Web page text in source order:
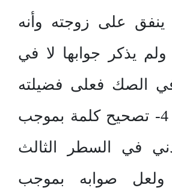
ينفق على زوجته وأنه
ولم يذكر جوابها لا في
الصك فعلى فضيلته
إكمال ذلك . 4- تصحيح كلمة بموجب
في السطر الثالث
صوابه بموجب